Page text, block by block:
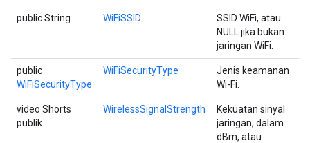
public String WiFiSSID
SSID WiFi, atau
NULL jika bukan
jaringan WiFi.
public
WiFiSecurityType
WiFiSecurityType
Jenis keamanan
Wi-Fi.
video Shorts
publik
WirelessSignalStrength
Kekuatan sinyal
jaringan, dalam
dBm, atau